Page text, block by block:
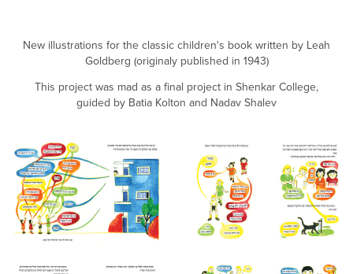
New illustrations for the classic children's book written by Leah
Goldberg (originaly published in 1943)
This project was mad as a final project in Shenkar College,
guided by Batia Kolton and Nadav Shalev